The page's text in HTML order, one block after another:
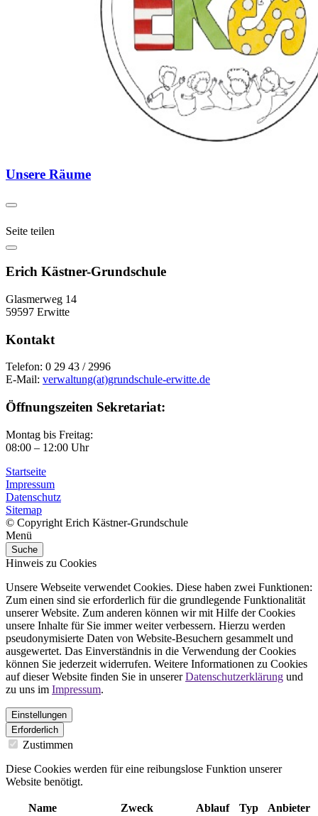
Unsere Räume
Seite teilen
Erich Kästner-Grundschule
Glasmerweg 14
59597 Erwitte
Kontakt
Telefon: 0 29 43 / 2996
E-Mail: verwaltung(at)grundschule-erwitte.de
Öffnungszeiten Sekretariat:
Montag bis Freitag:
08:00 – 12:00 Uhr
Startseite
Impressum
Datenschutz
Sitemap
© Copyright Erich Kästner-Grundschule
Menü
Suche
Hinweis zu Cookies
Unsere Webseite verwendet Cookies. Diese haben zwei Funktionen:
Zum einen sind sie erforderlich für die grundlegende Funktionalität
unserer Website. Zum anderen können wir mit Hilfe der Cookies
unsere Inhalte für Sie immer weiter verbessern. Hierzu werden
pseudonymisierte Daten von Website-Besuchern gesammelt und
ausgewertet. Das Einverständnis in die Verwendung der Cookies
können Sie jederzeit widerrufen. Weitere Informationen zu Cookies
auf dieser Website finden Sie in unsererDatenschutzerklärung und
zu uns im Impressum.
Einstellungen
Erforderlich
Zustimmen
Diese Cookies werden für eine reibungslose Funktion unserer
Website benötigt.
Name Zweck Ablauf Typ Anbieter